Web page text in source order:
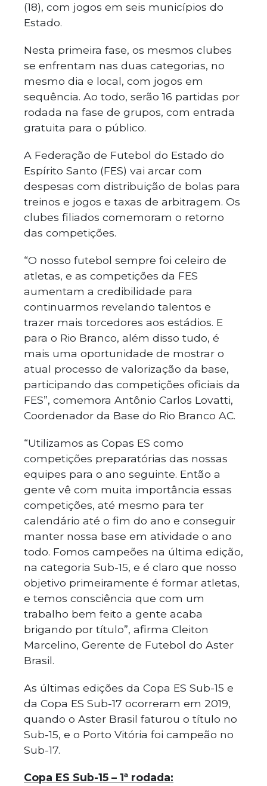
(18), com jogos em seis municípios do
Estado.
Nesta primeira fase, os mesmos clubes
se enfrentam nas duas categorias, no
mesmo dia e local, com jogos em
sequência. Ao todo, serão 16 partidas por
rodada na fase de grupos, com entrada
gratuita para o público.
A Federação de Futebol do Estado do
Espírito Santo (FES) vai arcar com
despesas com distribuição de bolas para
treinos e jogos e taxas de arbitragem. Os
clubes filiados comemoram o retorno
das competições.
“O nosso futebol sempre foi celeiro de
atletas, e as competições da FES
aumentam a credibilidade para
continuarmos revelando talentos e
trazer mais torcedores aos estádios. E
para o Rio Branco, além disso tudo, é
mais uma oportunidade de mostrar o
atual processo de valorização da base,
participando das competições oficiais da
FES”, comemora Antônio Carlos Lovatti,
Coordenador da Base do Rio Branco AC.
“Utilizamos as Copas ES como
competições preparatórias das nossas
equipes para o ano seguinte. Então a
gente vê com muita importância essas
competições, até mesmo para ter
calendário até o fim do ano e conseguir
manter nossa base em atividade o ano
todo. Fomos campeões na última edição,
na categoria Sub-15, e é claro que nosso
objetivo primeiramente é formar atletas,
e temos consciência que com um
trabalho bem feito a gente acaba
brigando por título”, afirma Cleiton
Marcelino, Gerente de Futebol do Aster
Brasil.
As últimas edições da Copa ES Sub-15 e
da Copa ES Sub-17 ocorreram em 2019,
quando o Aster Brasil faturou o título no
Sub-15, e o Porto Vitória foi campeão no
Sub-17.
Copa ES Sub-15 – 1ª rodada: